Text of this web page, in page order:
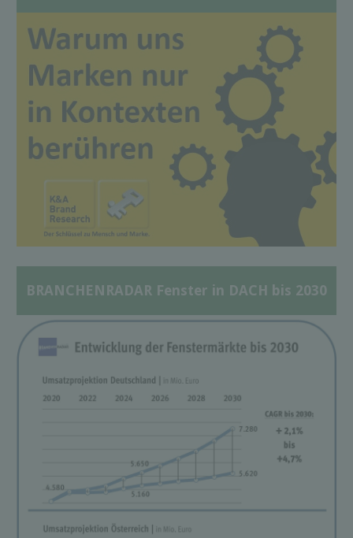
BRANCHENRADAR Fenster in DACH bis 2030